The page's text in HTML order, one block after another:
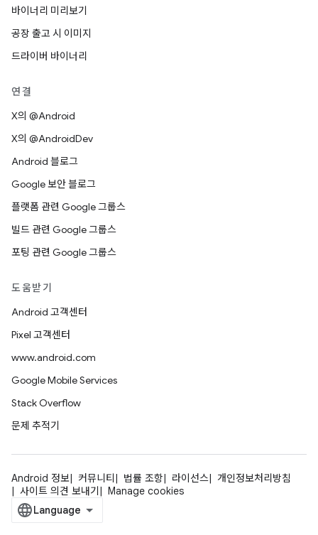
바이너리 미리보기
공장 출고 시 이미지
드라이버 바이너리
연결
X의 @Android
X의 @AndroidDev
Android 블로그
Google 보안 블로그
플랫폼 관련 Google 그룹스
빌드 관련 Google 그룹스
포팅 관련 Google 그룹스
도움받기
Android 고객센터
Pixel 고객센터
www.android.com
Google Mobile Services
Stack Overflow
문제 추적기
Android 정보 커뮤니티 법률 조항 라이선스
개인정보처리방침
사이트 의견 보내기
Manage cookies